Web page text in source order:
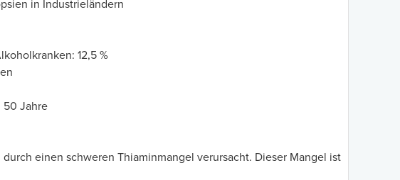
in Industrieländern
12,5 %
50 Jahre
einen schweren Thiaminmangel verursacht. Dieser Mangel ist